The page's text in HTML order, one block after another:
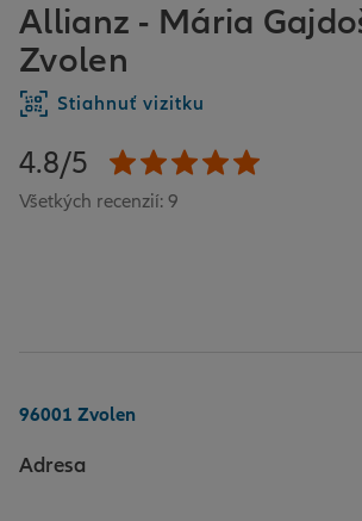
Allianz - Mária
Zvolen
Stiahnuť vizitku
4.8/5
Všetkých recenzií: 9
96001 Zvolen
Adresa